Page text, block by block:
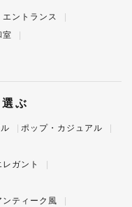
エントランス
室
ぶ
ポップ・カジュアル
レガント
ンティーク風